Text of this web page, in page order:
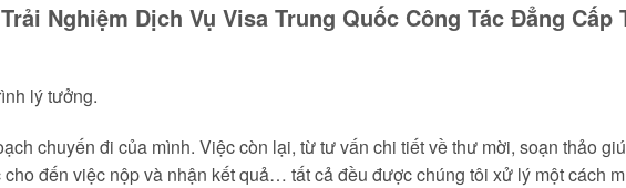
Nghiệm Dịch Vụ Visa Trung Quốc Công Tác Đẳng
lý tưởng.
chuyến đi của mình. Việc còn lại, từ tư vấn chi tiết về thư mời, soạn thảo
đến việc nộp và nhận kết quả… tất cả đều được chúng tôi xử lý một cách